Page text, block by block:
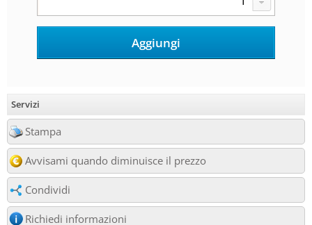
Servizi
Stampa
Avvisami quando diminuisce il prezzo
Condividi
Richiedi informazioni